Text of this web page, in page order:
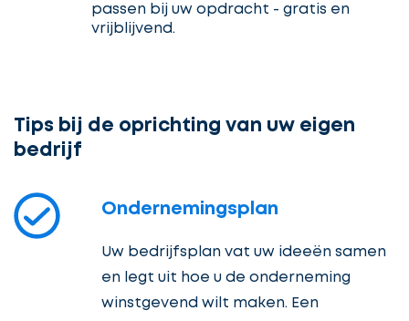
passen bij uw opdracht - gratis en
vrijblijvend.
Tips bij de oprichting van uw eigen
bedrijf
Ondernemingsplan
Uw bedrijfsplan vat uw ideeën samen
en legt uit hoe u de onderneming
winstgevend wilt maken. Een